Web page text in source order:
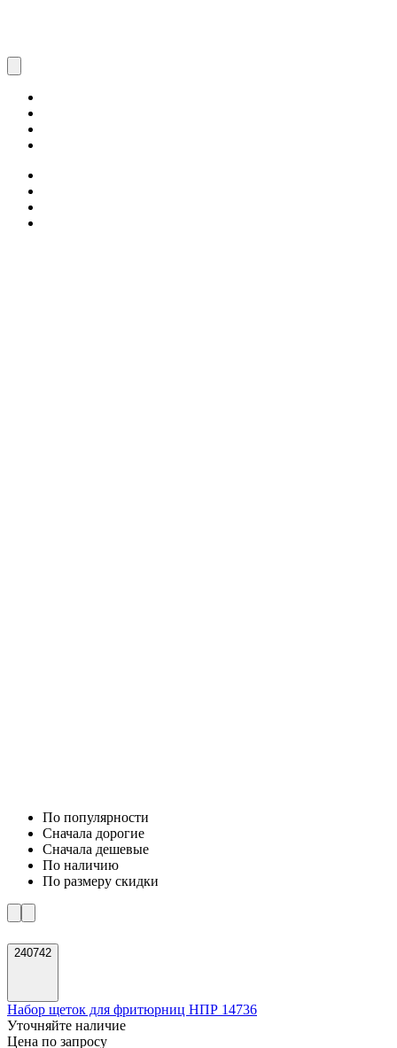
По популярности
Cначала дорогие
Cначала дешевые
По наличию
По размеру скидки
240742
Набор щеток для фритюрниц НПР 14736
Уточняйте наличие
Цена по запросу